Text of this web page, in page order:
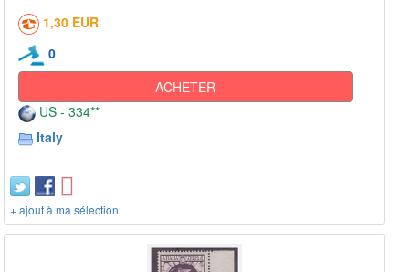
1,30 EUR
0
ACHETER
US - 334**
Italy
+ ajout à ma sélection